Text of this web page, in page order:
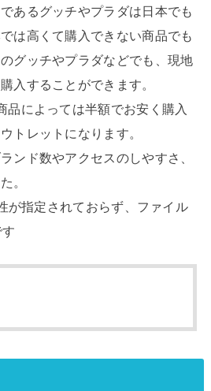
あるグッチやプラダは日本でも
は高くて購入できない商品でも
グッチやプラダなどでも、現地
入することができます。
品によっては半額でお安く購入
トレットになります。
ンド数やアクセスのしやすさ、
。